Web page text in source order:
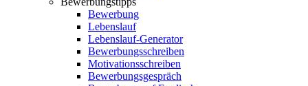
Bewerbung
Lebenslauf
Lebenslauf-Generator
Bewerbungsschreiben
Motivationsschreiben
Bewerbungsgespräch